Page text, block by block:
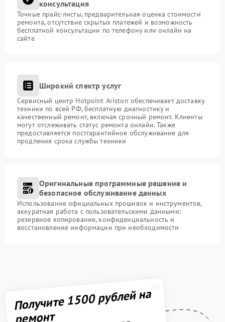
консультация
Точные прайс-листы, предварительная оценка стоимости
ремонта, отсутствие скрытых платежей и возможность
бесплатной консультации по телефону или онлайн на
сайте
Широкий спектр услуг
Сервисный центр Hotpoint Ariston обеспечивает доставку
техники по всей РФ, бесплатную диагностику и
качественный ремонт, включая срочный ремонт. Клиенты
могут отслеживать статус ремонта онлайн. Также
предоставляется постгарантийное обслуживание для
продления срока службы техники
Оригинальные программные решение и
безопасное обслуживание данных
Использование официальных прошивок и инструментов,
аккуратная работа с пользовательскими данными:
резервное копирование, конфиденциальность и
восстановление информации при необходимости
Получите 1500 рублей на
ремонт